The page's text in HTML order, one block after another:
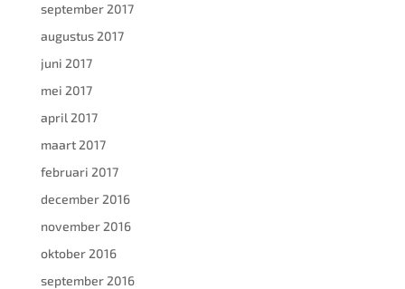
september 2017
augustus 2017
juni 2017
mei 2017
april 2017
maart 2017
februari 2017
december 2016
november 2016
oktober 2016
september 2016